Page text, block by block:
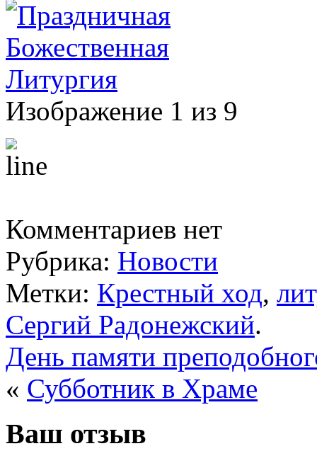
Изображение 1 из 9
Комментариев нет
Рубрика: Новости
Метки: Крестный ход,
Сергий Радонежский.
День памяти
« Субботник в Храме
Ваш отзыв